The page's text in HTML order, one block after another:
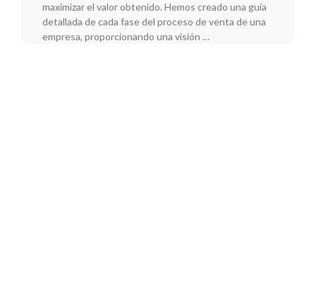
maximizar el valor obtenido. Hemos creado una guía
detallada de cada fase del proceso de venta de una
empresa, proporcionando una visión …